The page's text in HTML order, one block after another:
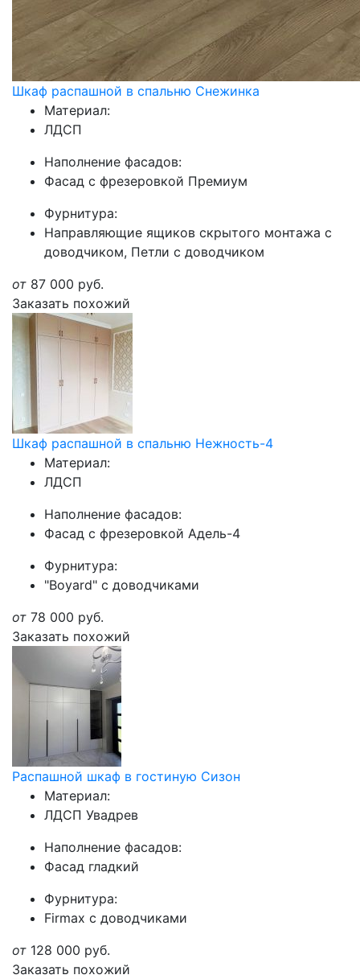
Шкаф распашной в спальню Снежинка
Материал:
ЛДСП
Наполнение фасадов:
Фасад с фрезеровкой Премиум
Фурнитура:
Направляющие ящиков скрытого монтажа с
доводчиком, Петли с доводчиком
от 87 000 руб.
Заказать похожий
Шкаф распашной в спальню Нежность-4
Материал:
ЛДСП
Наполнение фасадов:
Фасад с фрезеровкой Адель-4
Фурнитура:
"Boyard" с доводчиками
от 78 000 руб.
Заказать похожий
Распашной шкаф в гостиную Сизон
Материал:
ЛДСП Увадрев
Наполнение фасадов:
Фасад гладкий
Фурнитура:
Firmax с доводчиками
от 128 000 руб.
Заказать похожий